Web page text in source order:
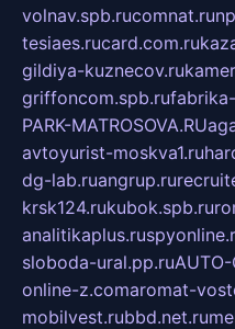
volnav.spb.rucomnat.ru
tesiaes.rucard.com.ru
gildiya-kuznecov.ru
griffoncom.spb.ru
PARK-MATROSOVA.RU
avtoyurist-moskva1.ru
dg-lab.ruangrup.ru
krsk124.rukubok.spb.ru
analitikaplus.ru
sloboda-ural.pp.ru
online-z.comaromat-
mobilvest.rubbd.net.ru